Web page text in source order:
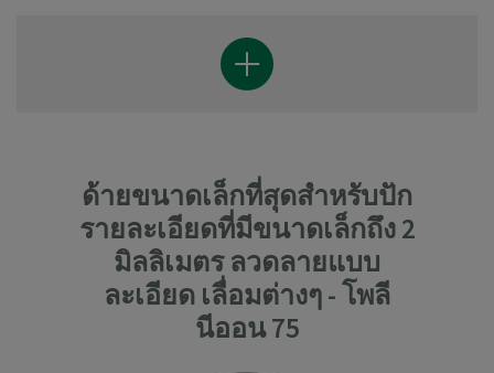
ด้ายขนาดเล็กที่สุดสำหรับปัก
รายละเอียดที่มีขนาดเล็กถึง 2
มิลลิเมตร ลวดลายแบบ
ละเอียด เลื่อมต่างๆ - โพลี
นีออน 75